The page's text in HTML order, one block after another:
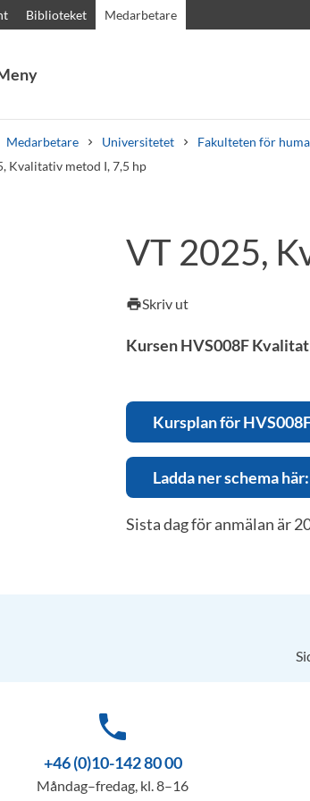
Biblioteket Medarbetare
Medarbetare Universitetet Fakulteten för
Kvalitativ metod I, 7,5 hp
Kursplaner Välkomstbrev
VT 2025,
printSkriv ut
Kursen HVS008F
Kursplan för
Ladda ner schema här:
Sista dag för anmälan är
phone
+46 (0)10-142 80 00
Måndag–fredag, kl. 8–16